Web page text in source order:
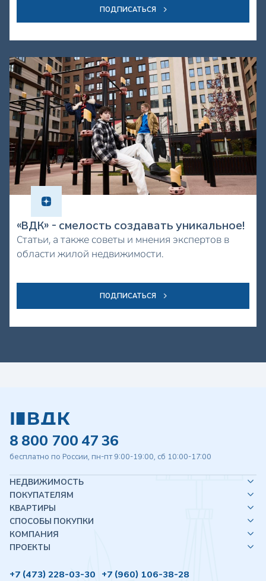
ПОДПИСАТЬСЯ
«ВДК» - смелость создавать уникальное!
Статьи, а также советы и мнения экспертов в
области жилой недвижимости.
ПОДПИСАТЬСЯ
8 800 700 47 36
бесплатно по России, пн-пт 9:00-19:00, сб 10:00-17:00
НЕДВИЖИМОСТЬ
ПОКУПАТЕЛЯМ
КВАРТИРЫ
СПОСОБЫ ПОКУПКИ
КОМПАНИЯ
ПРОЕКТЫ
+7 (473) 228-03-30 +7 (960) 106-38-28